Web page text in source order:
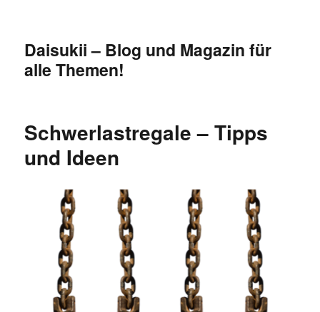
Daisukii – Blog und Magazin für
alle Themen!
Schwerlastregale – Tipps
und Ideen